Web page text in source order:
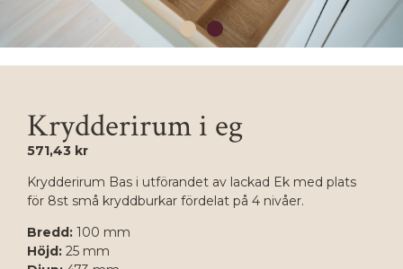
Krydderirum i eg
571,43 kr
Krydderirum Bas i utförandet av lackad Ek med plats
för 8st små kryddburkar fördelat på 4 nivåer.
Bredd: 100 mm
Höjd: 25 mm